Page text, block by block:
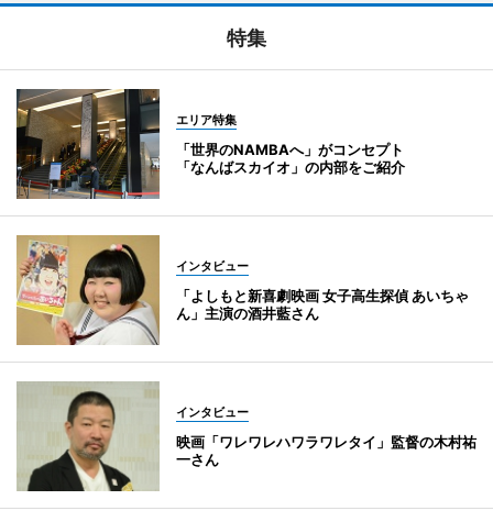
特集
エリア特集
「世界のNAMBAへ」がコンセプト
「なんばスカイオ」の内部をご紹介
インタビュー
「よしもと新喜劇映画 女子高生探偵 あいちゃ
ん」主演の酒井藍さん
インタビュー
映画「ワレワレハワラワレタイ」監督の木村祐
一さん